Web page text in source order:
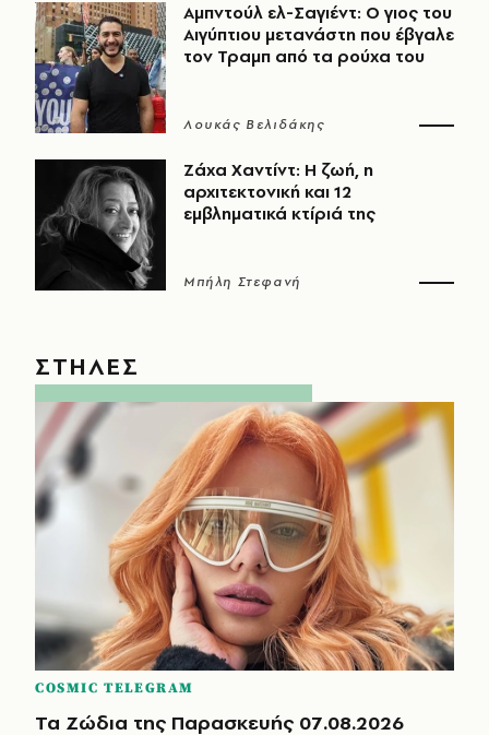
Αμπντούλ ελ-Σαγιέντ: Ο γιος του
Αιγύπτιου μετανάστη που έβγαλε
τον Τραμπ από τα ρούχα του
Λουκάς Βελιδάκης
Ζάχα Χαντίντ: Η ζωή, η
αρχιτεκτονική και 12
εμβληματικά κτίριά της
Μπήλη Στεφανή
ΣΤΗΛΕΣ
COSMIC TELEGRAM
Τα Ζώδια της Παρασκευής 07.08.2026